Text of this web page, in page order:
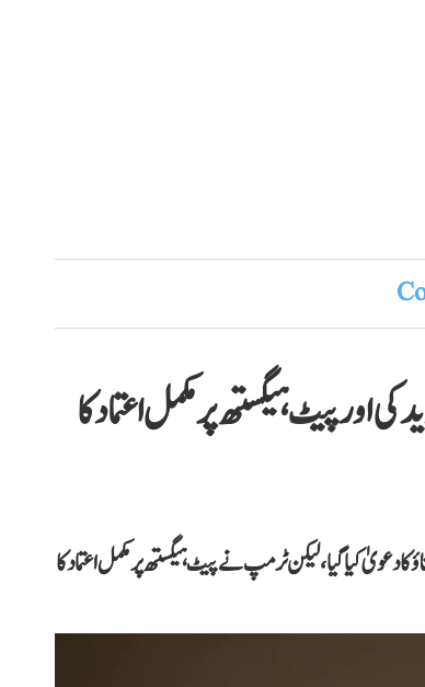
پیٹ ہیگستھ پر مکمل اعتماد کا
کیا گیا، لیکن ٹرمپ نے پیٹ ہیگستھ پر مکمل اعتماد کا